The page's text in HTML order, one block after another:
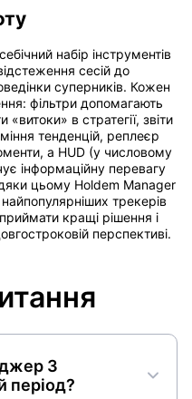
набір інструментів
сесій до
суперників. Кожен
фільтри допомагають
«витоки» в стратегії, звіти
тенденцій, реплеєр
а HUD (у числовому
інформаційну перевагу
цьому Holdem Manager
трекерів
кращі рішення і
перспективі.
3
період?